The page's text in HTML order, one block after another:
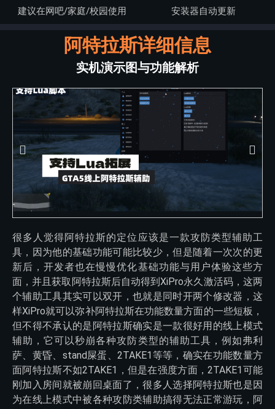
建议在网吧/家庭/校园使用 安装器自动更新
阿特拉斯详细信息
实机演示图与功能解析
很多人觉得阿特拉斯的定位应该是一款攻防类型辅助工
具，因为他的基础功能可能比较少，但是随着一次次的更
新后，开发者也在慢慢优化基础功能与用户体验这些方
面，并且获取阿特拉斯后自动得到XiPro永久激活码，这两
个辅助工具其实可以双开，也就是同时开两个修改器，这
样XiPro就可以弥补阿特拉斯在功能数量方面的一些短板，
但不得不承认的是阿特拉斯确实是一款很好用的线上模式
辅助，它可以秒崩各种攻防类型的辅助工具，例如弗利
萨、黄昏、stand屎蛋、2TAKE1等等，确实在功能数量方
面阿特拉斯不如2TAKE1，但是在强度方面，2TAKE1可能
刚加入房间就被崩回桌面了，很多人选择阿特拉斯也是因
为在线上模式中被各种攻防类辅助搞得无法正常游玩，阿